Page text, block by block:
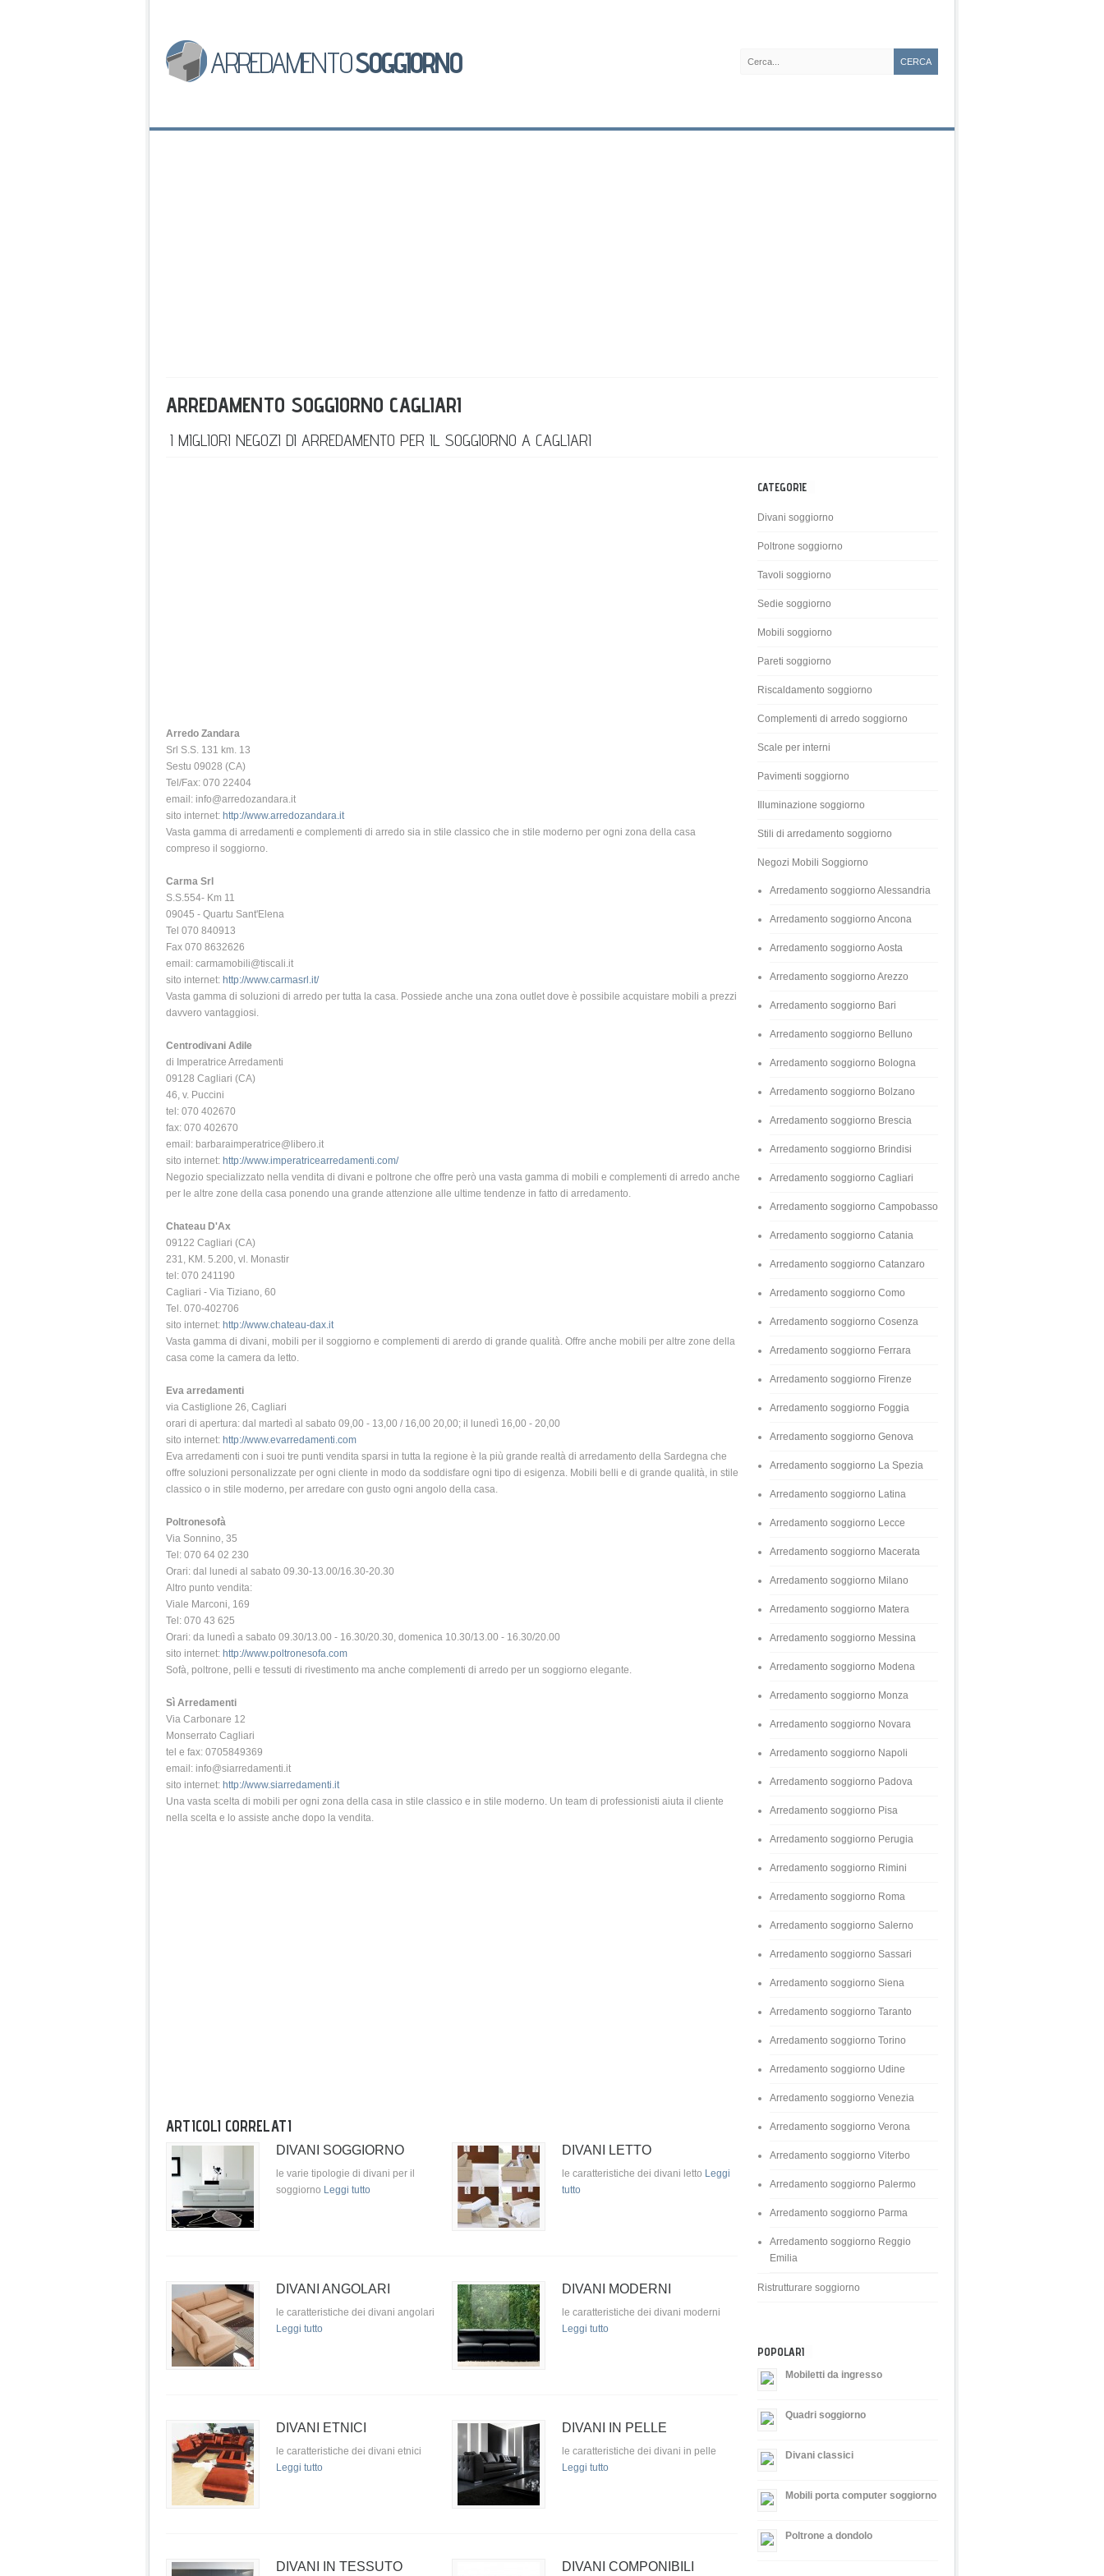
ARREDAMENTOSOGGIORNO
ARREDAMENTO SOGGIORNO CAGLIARI
I MIGLIORI NEGOZI DI ARREDAMENTO PER IL SOGGIORNO A CAGLIARI
Arredo Zandara
Srl S.S. 131 km. 13
Sestu 09028 (CA)
Tel/Fax: 070 22404
email: info@arredozandara.it
sito internet: http://www.arredozandara.it
Vasta gamma di arredamenti e complementi di arredo sia in stile classico che in stile moderno per ogni zona della casa
compreso il soggiorno.
Carma Srl
S.S.554- Km 11
09045 - Quartu Sant'Elena
Tel 070 840913
Fax 070 8632626
email: carmamobili@tiscali.it
sito internet: http://www.carmasrl.it/
Vasta gamma di soluzioni di arredo per tutta la casa. Possiede anche una zona outlet dove è possibile acquistare mobili a prezzi
davvero vantaggiosi.
Centrodivani Adile
di Imperatrice Arredamenti
09128 Cagliari (CA)
46, v. Puccini
tel: 070 402670
fax: 070 402670
email: barbaraimperatrice@libero.it
sito internet: http://www.imperatricearredamenti.com/
Negozio specializzato nella vendita di divani e poltrone che offre però una vasta gamma di mobili e complementi di arredo anche
per le altre zone della casa ponendo una grande attenzione alle ultime tendenze in fatto di arredamento.
Chateau D'Ax
09122 Cagliari (CA)
231, KM. 5.200, vl. Monastir
tel: 070 241190
Cagliari - Via Tiziano, 60
Tel. 070-402706
sito internet: http://www.chateau-dax.it
Vasta gamma di divani, mobili per il soggiorno e complementi di arerdo di grande qualità. Offre anche mobili per altre zone della
casa come la camera da letto.
Eva arredamenti
via Castiglione 26, Cagliari
orari di apertura: dal martedì al sabato 09,00 - 13,00 / 16,00 20,00; il lunedì 16,00 - 20,00
sito internet: http://www.evarredamenti.com
Eva arredamenti con i suoi tre punti vendita sparsi in tutta la regione è la più grande realtà di arredamento della Sardegna che
offre soluzioni personalizzate per ogni cliente in modo da soddisfare ogni tipo di esigenza. Mobili belli e di grande qualità, in stile
classico o in stile moderno, per arredare con gusto ogni angolo della casa.
Poltronesofà
Via Sonnino, 35
Tel: 070 64 02 230
Orari: dal lunedi al sabato 09.30-13.00/16.30-20.30
Altro punto vendita:
Viale Marconi, 169
Tel: 070 43 625
Orari: da lunedì a sabato 09.30/13.00 - 16.30/20.30, domenica 10.30/13.00 - 16.30/20.00
sito internet: http://www.poltronesofa.com
Sofà, poltrone, pelli e tessuti di rivestimento ma anche complementi di arredo per un soggiorno elegante.
Sì Arredamenti
Via Carbonare 12
Monserrato Cagliari
tel e fax: 0705849369
email: info@siarredamenti.it
sito internet: http://www.siarredamenti.it
Una vasta scelta di mobili per ogni zona della casa in stile classico e in stile moderno. Un team di professionisti aiuta il cliente
nella scelta e lo assiste anche dopo la vendita.
ARTICOLI CORRELATI
DIVANI SOGGIORNO
le varie tipologie di divani per il
soggiorno Leggi tutto
DIVANI LETTO
le caratteristiche dei divani letto Leggi
tutto
DIVANI ANGOLARI
le caratteristiche dei divani angolari
Leggi tutto
DIVANI MODERNI
le caratteristiche dei divani moderni
Leggi tutto
DIVANI ETNICI
le caratteristiche dei divani etnici
Leggi tutto
DIVANI IN PELLE
le caratteristiche dei divani in pelle
Leggi tutto
DIVANI IN TESSUTO DIVANI COMPONIBILI
CATEGORIE
Divani soggiorno
Poltrone soggiorno
Tavoli soggiorno
Sedie soggiorno
Mobili soggiorno
Pareti soggiorno
Riscaldamento soggiorno
Complementi di arredo soggiorno
Scale per interni
Pavimenti soggiorno
Illuminazione soggiorno
Stili di arredamento soggiorno
Negozi Mobili Soggiorno
Arredamento soggiorno Alessandria
Arredamento soggiorno Ancona
Arredamento soggiorno Aosta
Arredamento soggiorno Arezzo
Arredamento soggiorno Bari
Arredamento soggiorno Belluno
Arredamento soggiorno Bologna
Arredamento soggiorno Bolzano
Arredamento soggiorno Brescia
Arredamento soggiorno Brindisi
Arredamento soggiorno Cagliari
Arredamento soggiorno Campobasso
Arredamento soggiorno Catania
Arredamento soggiorno Catanzaro
Arredamento soggiorno Como
Arredamento soggiorno Cosenza
Arredamento soggiorno Ferrara
Arredamento soggiorno Firenze
Arredamento soggiorno Foggia
Arredamento soggiorno Genova
Arredamento soggiorno La Spezia
Arredamento soggiorno Latina
Arredamento soggiorno Lecce
Arredamento soggiorno Macerata
Arredamento soggiorno Milano
Arredamento soggiorno Matera
Arredamento soggiorno Messina
Arredamento soggiorno Modena
Arredamento soggiorno Monza
Arredamento soggiorno Novara
Arredamento soggiorno Napoli
Arredamento soggiorno Padova
Arredamento soggiorno Pisa
Arredamento soggiorno Perugia
Arredamento soggiorno Rimini
Arredamento soggiorno Roma
Arredamento soggiorno Salerno
Arredamento soggiorno Sassari
Arredamento soggiorno Siena
Arredamento soggiorno Taranto
Arredamento soggiorno Torino
Arredamento soggiorno Udine
Arredamento soggiorno Venezia
Arredamento soggiorno Verona
Arredamento soggiorno Viterbo
Arredamento soggiorno Palermo
Arredamento soggiorno Parma
Arredamento soggiorno Reggio
Emilia
Ristrutturare soggiorno
POPOLARI
Mobiletti da ingresso
Quadri soggiorno
Divani classici
Mobili porta computer soggiorno
Poltrone a dondolo